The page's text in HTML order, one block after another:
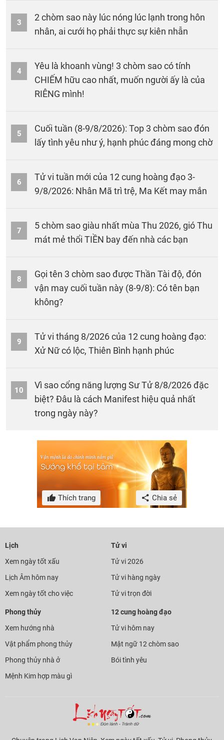
3
2 chòm sao này lúc nóng lúc lạnh trong hôn
nhân, ai cưới họ phải thực sự kiên nhẫn
4
Yêu là khoanh vùng! 3 chòm sao có tính
CHIẾM hữu cao nhất, muốn người ấy là của
RIÊNG mình!
5
Cuối tuần (8-9/8/2026): Top 3 chòm sao đón
lấy tình yêu như ý, hạnh phúc đáng mong chờ
6
Tử vi tuần mới của 12 cung hoàng đạo 3-
9/8/2026: Nhân Mã trì trệ, Ma Kết may mắn
7
5 chòm sao giàu nhất mùa Thu 2026, gió Thu
mát mẻ thổi TIỀN bay đến nhà các bạn
8
Gọi tên 3 chòm sao được Thần Tài độ, đón
vận may cuối tuần này (8-9/8): Có tên bạn
không?
9
Tử vi tháng 8/2026 của 12 cung hoàng đạo:
Xử Nữ có lộc, Thiên Bình hạnh phúc
10
Vì sao cổng năng lượng Sư Tử 8/8/2026 đặc
biệt? Đâu là cách Manifest hiệu quả nhất
trong ngày này?
Thích trang Chia sẻ
Lịch
Xem ngày tốt xấu
Lịch Âm hôm nay
Xem ngày tốt cho việc
Tử vi
Tử vi 2026
Tử vi hàng ngày
Tử vi trọn đời
Phong thủy
Xem hướng nhà
Vật phẩm phong thủy
Phong thủy nhà ở
Mệnh Kim hợp màu gì
12 cung hoàng đạo
Tử vi hôm nay
Mật ngữ 12 chòm sao
Bói tình yêu